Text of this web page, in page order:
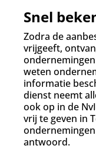
Snel
Zodra de
vrijgeeft,
weten
informatie
dienst neemt
ook op in de
vrij te geven in
antwoord.